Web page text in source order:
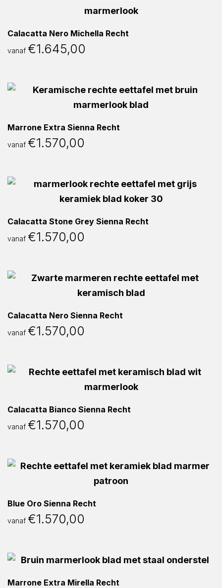
Calacatta Nero Michella Recht
vanaf €1.645,00
Marrone Extra Sienna Recht
vanaf €1.570,00
Calacatta Stone Grey Sienna Recht
vanaf €1.570,00
Calacatta Nero Sienna Recht
vanaf €1.570,00
Calacatta Bianco Sienna Recht
vanaf €1.570,00
Blue Oro Sienna Recht
vanaf €1.570,00
Marrone Extra Mirella Recht